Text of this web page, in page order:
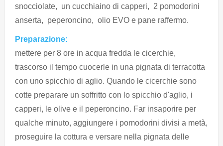
snocciolate, un cucchiaino di capperi, 2 pomodorini
anserta, peperoncino, olio EVO e pane raffermo.
Preparazione:
mettere per 8 ore in acqua fredda le cicerchie,
trascorso il tempo cuocerle in una pignata di terracotta
con uno spicchio di aglio. Quando le cicerchie sono
cotte preparare un soffritto con lo spicchio d'aglio, i
capperi, le olive e il peperoncino. Far insaporire per
qualche minuto, aggiungere i pomodorini divisi a metà,
proseguire la cottura e versare nella pignata delle